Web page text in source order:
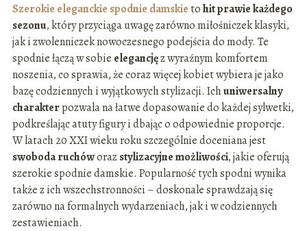
Szerokie eleganckie spodnie damskietohit prawie każdego
sezonu, który przyciąga uwagę zarówno miłośniczek klasyki,
jak i zwolenniczek nowoczesnego podejścia do mody. Te
spodnie łączą w sobie elegancjęz wyraźnym komfortem
noszenia, co sprawia, że coraz więcej kobiet wybiera je jako
bazę codziennych i wyjątkowych stylizacji. Ichuniwersalny
charakterpozwala na łatwe dopasowanie do każdej sylwetki,
podkreślając atuty figury i dbając o odpowiednie proporcje.
W latach 20 XXI wieku roku szczególnie doceniana jest
swoboda ruchóworazstylizacyjne możliwości, jakie oferują
szerokie spodnie damskie. Popularność tych spodni wynika
także z ich wszechstronności – doskonale sprawdzają się
zarówno na formalnych wydarzeniach, jak i w codziennych
zestawieniach.